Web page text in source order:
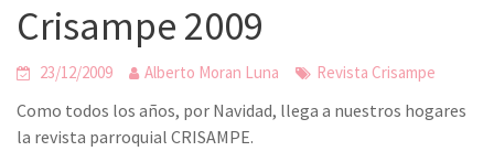
Crisampe 2009
23/12/2009 Alberto Moran Luna Revista Crisampe
Como todos los años, por Navidad, llega a nuestros hogares
la revista parroquial CRISAMPE.